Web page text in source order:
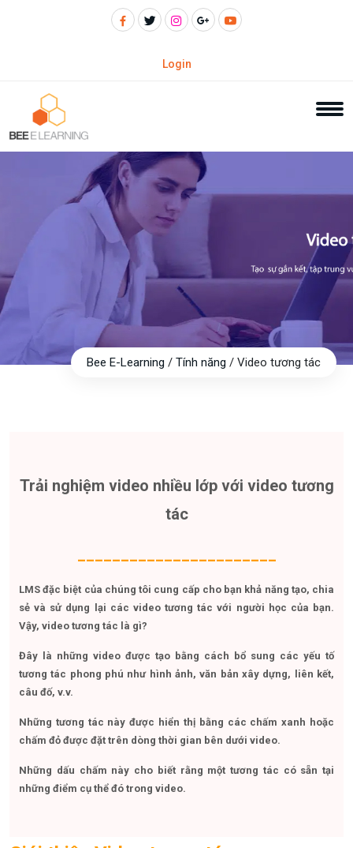
Login
Bee E-Learning / Tính năng / Video tương tác
Trải nghiệm video nhiều lớp với video tương
tác
_______________________
LMS đặc biệt của chúng tôi cung cấp cho bạn khả năng tạo, chia
sẻ và sử dụng lại các video tương tác với người học của bạn.
Vậy, video tương tác là gì?
Đây là những video được tạo bằng cách bổ sung các yếu tố
tương tác phong phú như hình ảnh, văn bản xây dựng, liên kết,
câu đố, v.v.
Những tương tác này được hiển thị bằng các chấm xanh hoặc
chấm đỏ được đặt trên dòng thời gian bên dưới video.
Những dấu chấm này cho biết rằng một tương tác có sẵn tại
những điểm cụ thể đó trong video.